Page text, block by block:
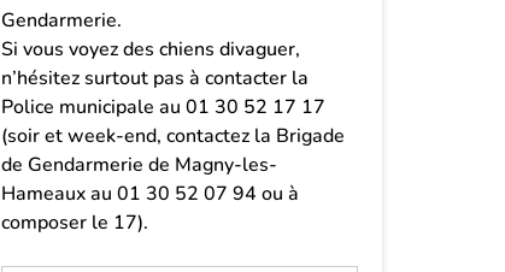
Gendarmerie.
Si vous voyez des chiens divaguer,
n’hésitez surtout pas à contacter la
Police municipale au 01 30 52 17 17
(soir et week-end, contactez la Brigade
de Gendarmerie de Magny-les-
Hameaux au 01 30 52 07 94 ou à
composer le 17).